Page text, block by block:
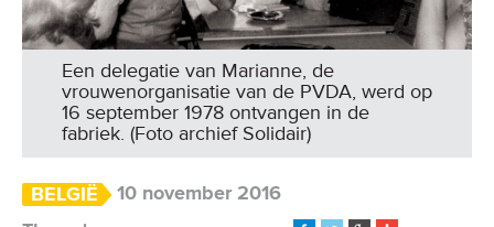
Het einde van de bezetting. (Foto archief
Solidair)
BELGIË
10 november 2016
Thema's
CHEMIE/PETROCHEMIE